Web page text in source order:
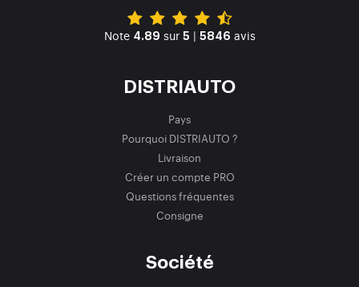
Note 4.89 sur 5 | 5846 avis
DISTRIAUTO
Pays
Pourquoi DISTRIAUTO ?
Livraison
Créer un compte PRO
Questions fréquentes
Consigne
Société